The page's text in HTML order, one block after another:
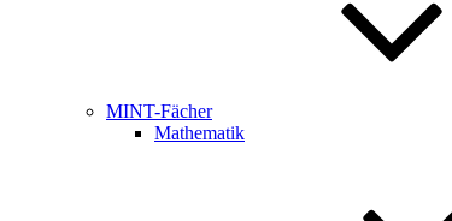
MINT-Fächer
Mathematik